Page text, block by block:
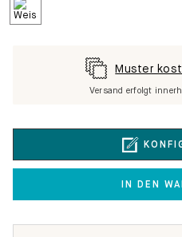
IN DEN
Muster
Versand erfolgt